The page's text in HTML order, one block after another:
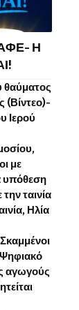
Η
θαύματος
(Βίντεο)-
Ιερού
με
υπόθεση
ταινία
Ηλία
αγωγούς